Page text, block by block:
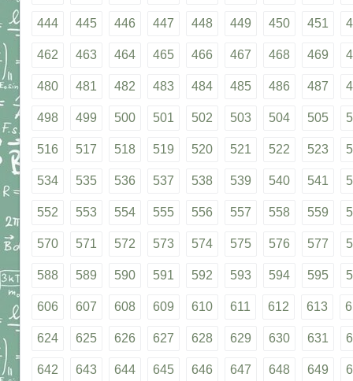
444 445 446 447 448 449 450 451
462 463 464 465 466 467 468 469
480 481 482 483 484 485 486 487
498 499 500 501 502 503 504 505
516 517 518 519 520 521 522 523
534 535 536 537 538 539 540 541
552 553 554 555 556 557 558 559
570 571 572 573 574 575 576 577
588 589 590 591 592 593 594 595
606 607 608 609 610 611 612 613
624 625 626 627 628 629 630 631
642 643 644 645 646 647 648 649